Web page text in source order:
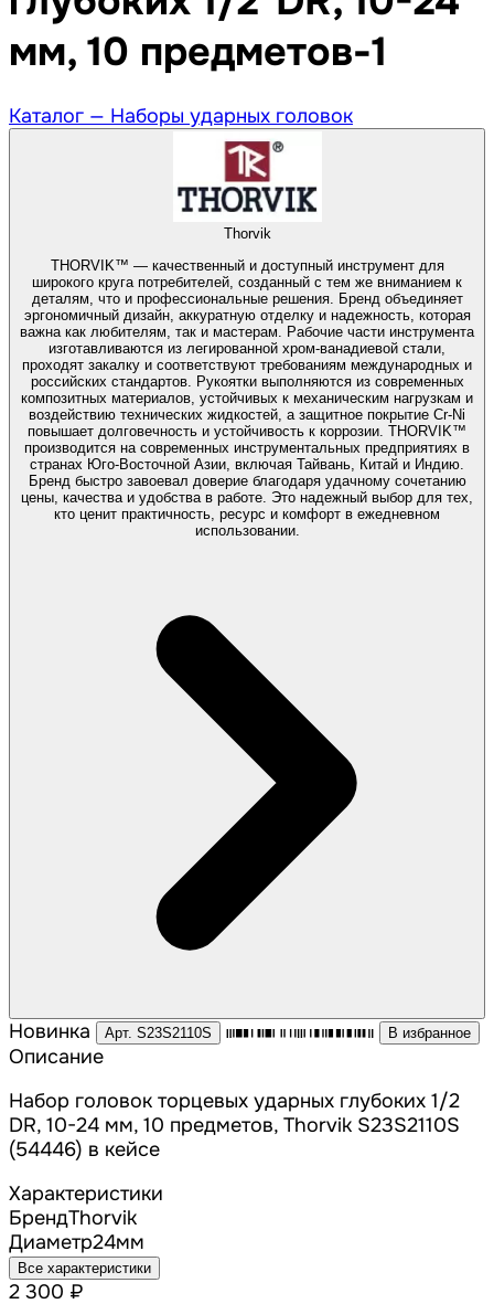
мм, 10 предметов-1
Каталог — Наборы ударных головок
Thorvik
THORVIK™ — качественный и доступный инструмент для
широкого круга потребителей, созданный с тем же вниманием к
деталям, что и профессиональные решения. Бренд объединяет
эргономичный дизайн, аккуратную отделку и надежность, которая
важна как любителям, так и мастерам. Рабочие части инструмента
изготавливаются из легированной хром-ванадиевой стали,
проходят закалку и соответствуют требованиям международных и
российских стандартов. Рукоятки выполняются из современных
композитных материалов, устойчивых к механическим нагрузкам и
воздействию технических жидкостей, а защитное покрытие Cr-Ni
повышает долговечность и устойчивость к коррозии. THORVIK™
производится на современных инструментальных предприятиях в
странах Юго-Восточной Азии, включая Тайвань, Китай и Индию.
Бренд быстро завоевал доверие благодаря удачному сочетанию
цены, качества и удобства в работе. Это надежный выбор для тех,
кто ценит практичность, ресурс и комфорт в ежедневном
использовании.
Новинка Арт. S23S2110S В избранное
Описание
Набор головок торцевых ударных глубоких 1/2
DR, 10-24 мм, 10 предметов, Thorvik S23S2110S
(54446) в кейсе
Характеристики
БрендThorvik
Диаметр24мм
Все характеристики
2 300 ₽